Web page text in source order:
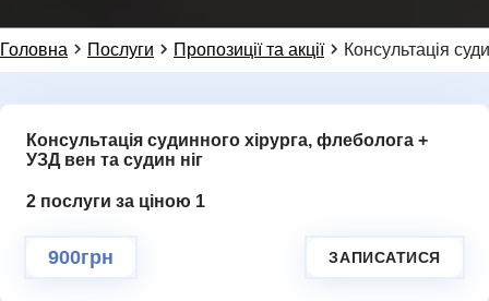
ГАЛЕРЕЯ
Додаткове повідомлення (залиште порожнім)
Ми цінуємо вашу приватність і не розповсюджуємо
Головна Послуги Пропозиції та акції Консультація
Консультація судинного хірурга, флеболога +
УЗД вен та судин ніг
2 послуги за ціною 1
900грн ЗАПИСАТИСЯ